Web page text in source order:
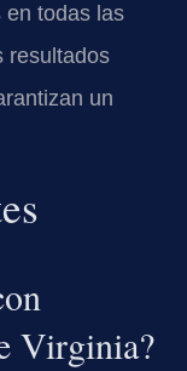
en todas las
resultados
un
Virginia?